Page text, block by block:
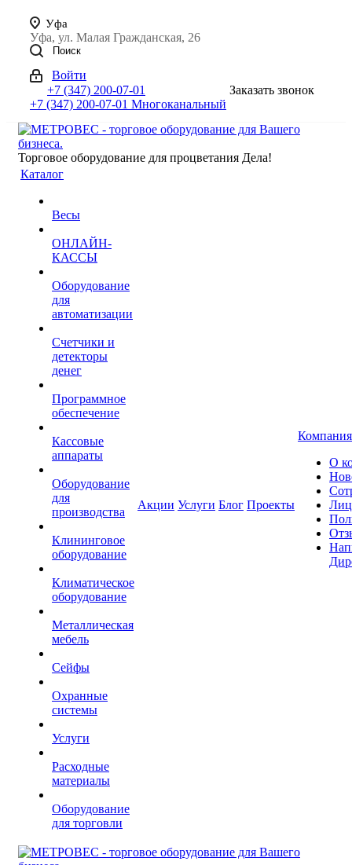
Уфа
Уфа, ул. Малая Гражданская, 26
Поиск
Войти
+7 (347) 200-07-01
+7 (347) 200-07-01 Многоканальный
Заказать звонок
Торговое оборудование для процветания Дела!
Каталог
Весы
ОНЛАЙН-
КАССЫ
Оборудование
для
автоматизации
Счетчики и
детекторы
денег
Программное
обеспечение
Кассовые
аппараты
Оборудование
для
производства
Клининговое
оборудование
Климатическое
оборудование
Металлическая
мебель
Сейфы
Охранные
системы
Услуги
Расходные
материалы
Оборудование
для торговли
Акции Услуги Блог Проекты
Компания
О